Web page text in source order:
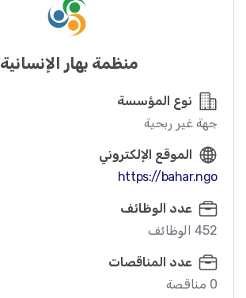
منظمة بهار الإنسانية
نوع المؤسسة
جهة غير ربحية
الموقع الإلكتروني
https://bahar.ngo
عدد الوظائف
452 الوظائف
عدد المناقصات
0 مناقصة